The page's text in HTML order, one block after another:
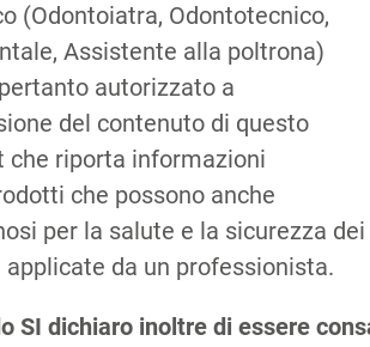
(Odontoiatra, Odontotecnico,
Assistente alla poltrona)
autorizzato a
del contenuto di questo
che riporta informazioni
che possono anche
per la salute e la sicurezza
applicate da un professionista.
SI dichiaro inoltre di essere